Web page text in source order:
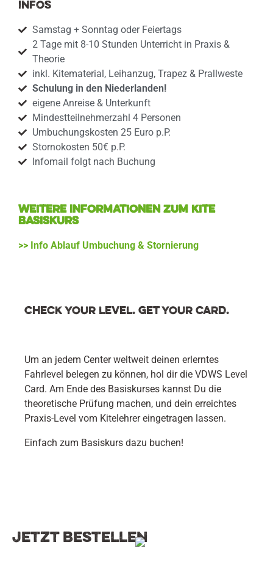
Infos
Samstag + Sonntag oder Feiertags
2 Tage mit 8-10 Stunden Unterricht in Praxis &
Theorie
inkl. Kitematerial, Leihanzug, Trapez & Prallweste
Schulung in den Niederlanden!
eigene Anreise & Unterkunft
Mindestteilnehmerzahl 4 Personen
Umbuchungskosten 25 Euro p.P.
Stornokosten 50€ p.P.
Infomail folgt nach Buchung
Weitere Informationen zum Kite
Basiskurs
>> Info Ablauf Umbuchung & Stornierung
Check your Level. Get your card.
Um an jedem Center weltweit deinen erlerntes
Fahrlevel belegen zu können, hol dir die VDWS Level
Card. Am Ende des Basiskurses kannst Du die
theoretische Prüfung machen, und dein erreichtes
Praxis-Level vom Kitelehrer eingetragen lassen.
Einfach zum Basiskurs dazu buchen!
Jetzt bestellen